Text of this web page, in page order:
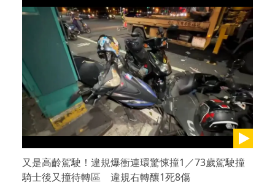
又是高齡駕駛！違規爆衝連環驚悚撞1／73歲駕駛撞
騎士後又撞待轉區 違規右轉釀1死8傷